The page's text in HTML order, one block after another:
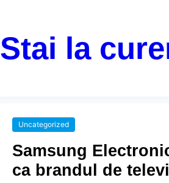
Stai la
Uncategorized
Samsung
ca brandul de